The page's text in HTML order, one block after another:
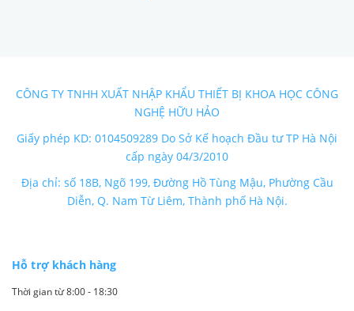
CÔNG TY TNHH XUẤT NHẬP KHẨU THIẾT BỊ KHOA HỌC CÔNG
NGHỆ HỮU HẢO
Giấy phép KD: 0104509289 Do Sở Kế hoạch Đầu tư TP Hà Nội
cấp ngày 04/3/2010
Địa chỉ: số 18B, Ngõ 199, Đường Hồ Tùng Mậu, Phường Cầu
Diễn, Q. Nam Từ Liêm, Thành phố Hà Nội.
Hỗ trợ khách hàng
Thời gian từ 8:00 - 18:30